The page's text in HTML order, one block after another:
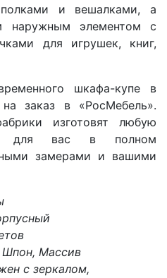
и вешалками, а
наружным элементом с
для игрушек, книг,
шкафа-купе в
заказ в «РосМебель».
изготовят любую
для вас в полном
замерами и вашими
Массив
с зеркалом,